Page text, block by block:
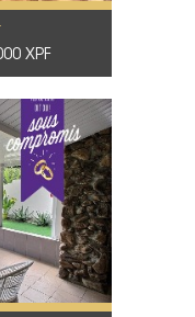
XPF